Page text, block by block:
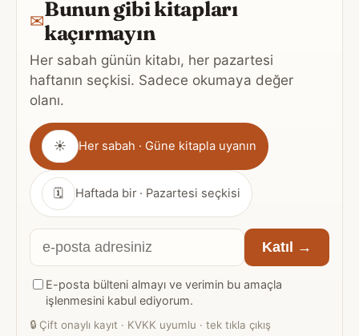
✉Bunun gibi kitapları
kaçırmayın
Her sabah günün kitabı, her pazartesi
haftanın seçkisi. Sadece okumaya değer
olanı.
Gönderim
sıklığı
☀ Her sabah · Güne kitapla uyanın
🗓 Haftada bir · Pazartesi seçkisi
E-
posta
adresiniz
Katıl →
E-posta bülteni almayı ve verimin bu amaçla
işlenmesini kabul ediyorum.
🔒 Çift onaylı kayıt · KVKK uyumlu · tek tıkla çıkış